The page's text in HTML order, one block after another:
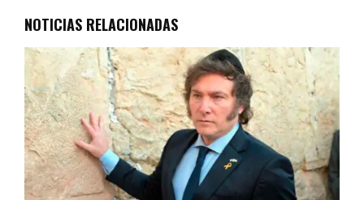
o
o
k
A
p
p
tir
NOTICIAS RELACIONADAS